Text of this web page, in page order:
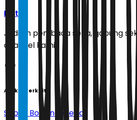
Ikuti
Jadilah pembaca setia, gabung
channel kami!
Artikel Terkait
Sepak Bola Indonesia